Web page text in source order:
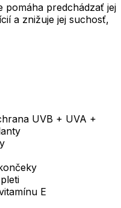
pomáha predchádzať jej
a znižuje jej suchosť,
UVB + UVA +
E